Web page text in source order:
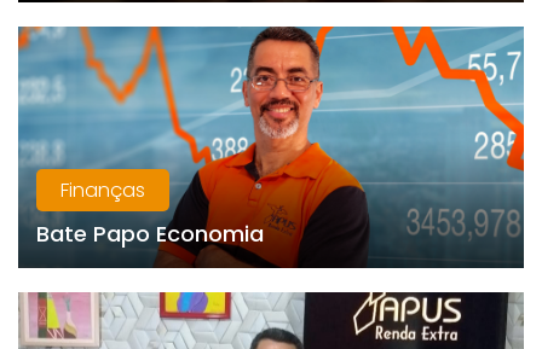
Finanças
Bate Papo Economia